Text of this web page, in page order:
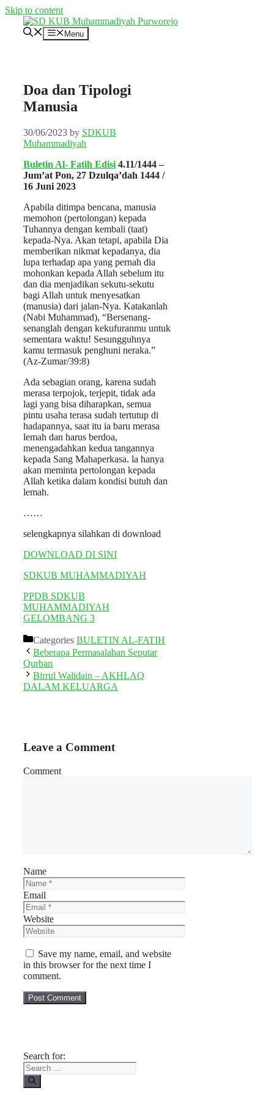
Skip to content
Menu
Doa dan Tipologi
Manusia
30/06/2023 by SDKUB
Muhammadiyah
Buletin Al- Fatih Edisi 4.11/1444 –
Jum’at Pon, 27 Dzulqa’dah 1444 /
16 Juni 2023
Apabila ditimpa bencana, manusia
memohon (pertolongan) kepada
Tuhannya dengan kembali (taat)
kepada-Nya. Akan tetapi, apabila Dia
memberikan nikmat kepadanya, dia
lupa terhadap apa yang pernah dia
mohonkan kepada Allah sebelum itu
dan dia menjadikan sekutu-sekutu
bagi Allah untuk menyesatkan
(manusia) dari jalan-Nya. Katakanlah
(Nabi Muhammad), “Bersenang-
senanglah dengan kekufuranmu untuk
sementara waktu! Sesungguhnya
kamu termasuk penghuni neraka.”
(Az-Zumar/39:8)
Ada sebagian orang, karena sudah
merasa terpojok, terjepit, tidak ada
lagi yang bisa diharapkan, semua
pintu usaha terasa sudah tertutup di
hadapannya, saat itu ia baru merasa
lemah dan harus berdoa,
menengadahkan kedua tangannya
kepada Sang Mahaperkasa. la hanya
akan meminta pertolongan kepada
Allah ketika dalam kondisi butuh dan
lemah.
……
selengkapnya silahkan di download
DOWNLOAD DI SINI
SDKUB MUHAMMADIYAH
PPDB SDKUB
MUHAMMADIYAH
GELOMBANG 3
Categories BULETIN AL-FATIH
Beberapa Permasalahan Seputar
Qurban
Birrul Walidain – AKHLAQ
DALAM KELUARGA
Leave a Comment
Comment
Name
Email
Website
Save my name, email, and website
in this browser for the next time I
comment.
Search for: